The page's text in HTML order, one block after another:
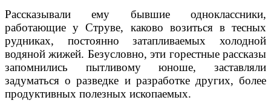
Рассказывали ему бывшие одноклассники,
работающие у Струве, каково возиться в тесных
рудниках, постоянно затапливаемых холодной
водяной жижей. Безусловно, эти горестные рассказы
запомнились пытливому юноше, заставляли
задуматься о разведке и разработке других, более
продуктивных полезных ископаемых.